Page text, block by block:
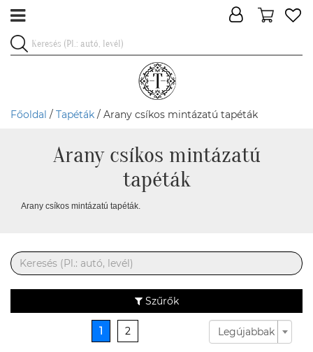
Főoldal / Tapéták / Arany csíkos mintázatú tapéták
Arany csíkos mintázatú
tapéták
Arany csíkos mintázatú tapéták.
Szűrők
1 2 Legújabbak